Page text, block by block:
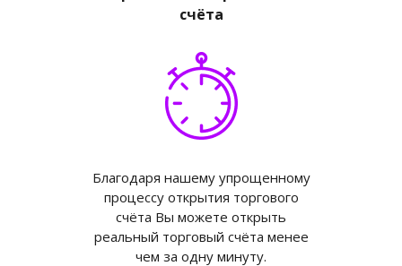
счёта
Благодаря нашему упрощенному
процессу открытия торгового
счёта Вы можете открыть
реальный торговый счёта менее
чем за одну минуту.